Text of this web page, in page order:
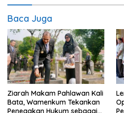
Baca Juga
Ziarah Makam Pahlawan Kali
Bata, Wamenkum Tekankan
Penegakan Hukum sebagai